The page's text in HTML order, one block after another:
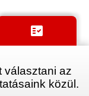
fact_check
választani az
közül.